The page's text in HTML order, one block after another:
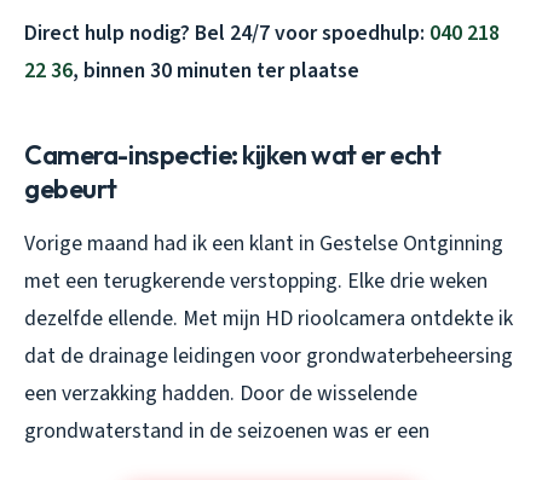
Direct hulp nodig? Bel 24/7 voor spoedhulp: 040 218
22 36, binnen 30 minuten ter plaatse
Camera-inspectie: kijken wat er echt
gebeurt
Vorige maand had ik een klant in Gestelse Ontginning
met een terugkerende verstopping. Elke drie weken
dezelfde ellende. Met mijn HD rioolcamera ontdekte ik
dat de drainage leidingen voor grondwaterbeheersing
een verzakking hadden. Door de wisselende
grondwaterstand in de seizoenen was er een